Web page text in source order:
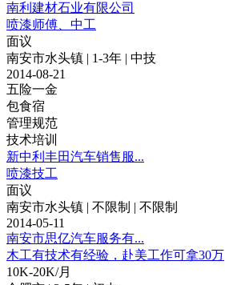
南利建材石业有限公司
喷漆师傅、中工
面议
南安市水头镇 | 1-3年 | 中技
2014-08-21
五险一金
包食宿
管理规范
技术培训
新中利丰田汽车销售服...
喷漆技工
面议
南安市水头镇 | 不限制 | 不限制
2014-05-11
南安市思亿汽车服务有...
木工有技术有经验，赴美工作可拿30万
10K-20K/月